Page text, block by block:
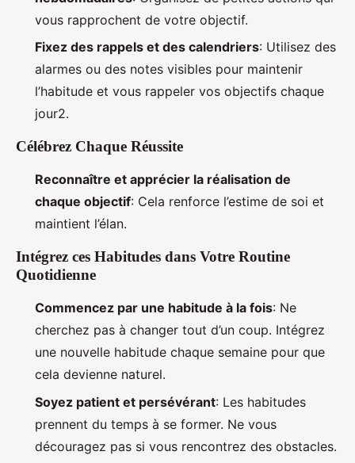
vous rapprochent de votre objectif.
Fixez des rappels et des calendriers: Utilisez des
alarmes ou des notes visibles pour maintenir
l’habitude et vous rappeler vos objectifs chaque
jour2.
Célébrez Chaque Réussite
Reconnaître et apprécier la réalisation de
chaque objectif: Cela renforce l’estime de soi et
maintient l’élan.
Intégrez ces Habitudes dans Votre Routine
Quotidienne
Commencez par une habitude à la fois: Ne
cherchez pas à changer tout d’un coup. Intégrez
une nouvelle habitude chaque semaine pour que
cela devienne naturel.
Soyez patient et persévérant: Les habitudes
prennent du temps à se former. Ne vous
découragez pas si vous rencontrez des obstacles.